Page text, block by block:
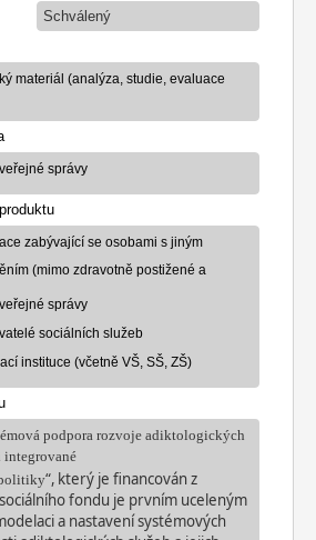
Schválený
materiál (analýza, studie, evaluace
správy
zabývající se osobami s jiným
(mimo zdravotně postižené a
správy
sociálních služeb
instituce (včetně VŠ, SŠ, ZŠ)
podpora rozvoje adiktologických
integrované
“, který je financován z
fondu je prvním uceleným
a nastavení systémových